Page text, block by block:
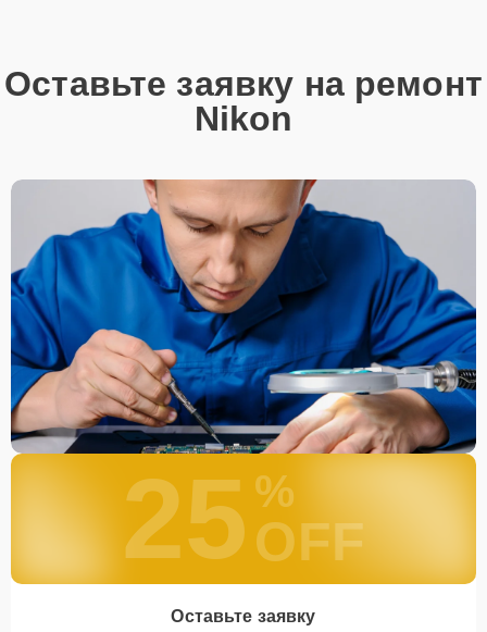
Оставьте заявку на ремонт
Nikon
25 %
OFF
Оставьте заявку